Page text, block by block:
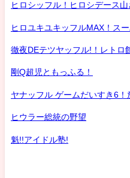
ヒロシッフル！ヒロシデース
ヒロユキユキッフルMAX！ス
徹夜DEテツヤッフル!！レトロ
剛Q超児ともっふる！
ヤナッフル ゲームだいすき6！
ヒウラー総統の野望
魁!!アイドル塾!